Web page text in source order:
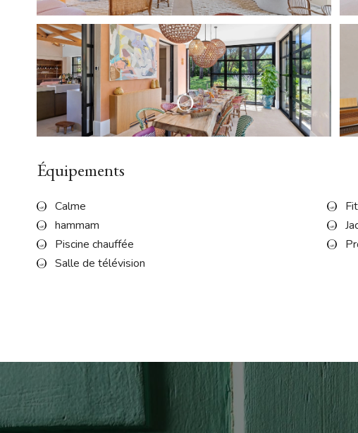
Équipements
Calme
hammam
Piscine chauffée
Salle de télévision